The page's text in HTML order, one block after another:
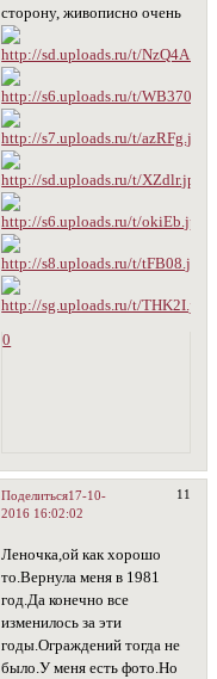
сторону, живописно очень
0
Поделиться 11
17-10-
2016 16:02:02
Леночка,ой как хорошо
то.Вернула меня в 1981
год.Да конечно все
изменилось за эти
годы.Ограждений тогда не
было.У меня есть фото.Но